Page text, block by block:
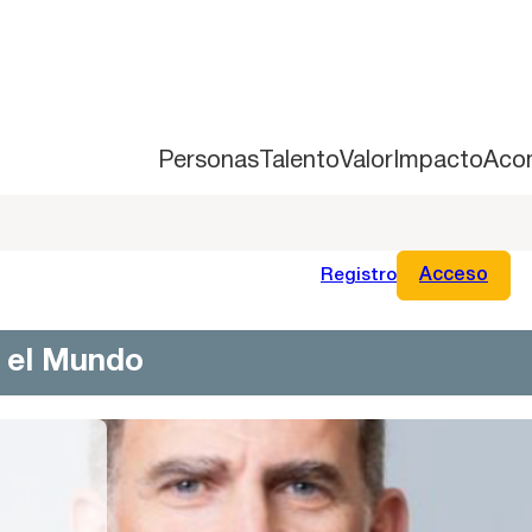
PersonasTalentoValorImpacto
Registro Acceso
el Mundo